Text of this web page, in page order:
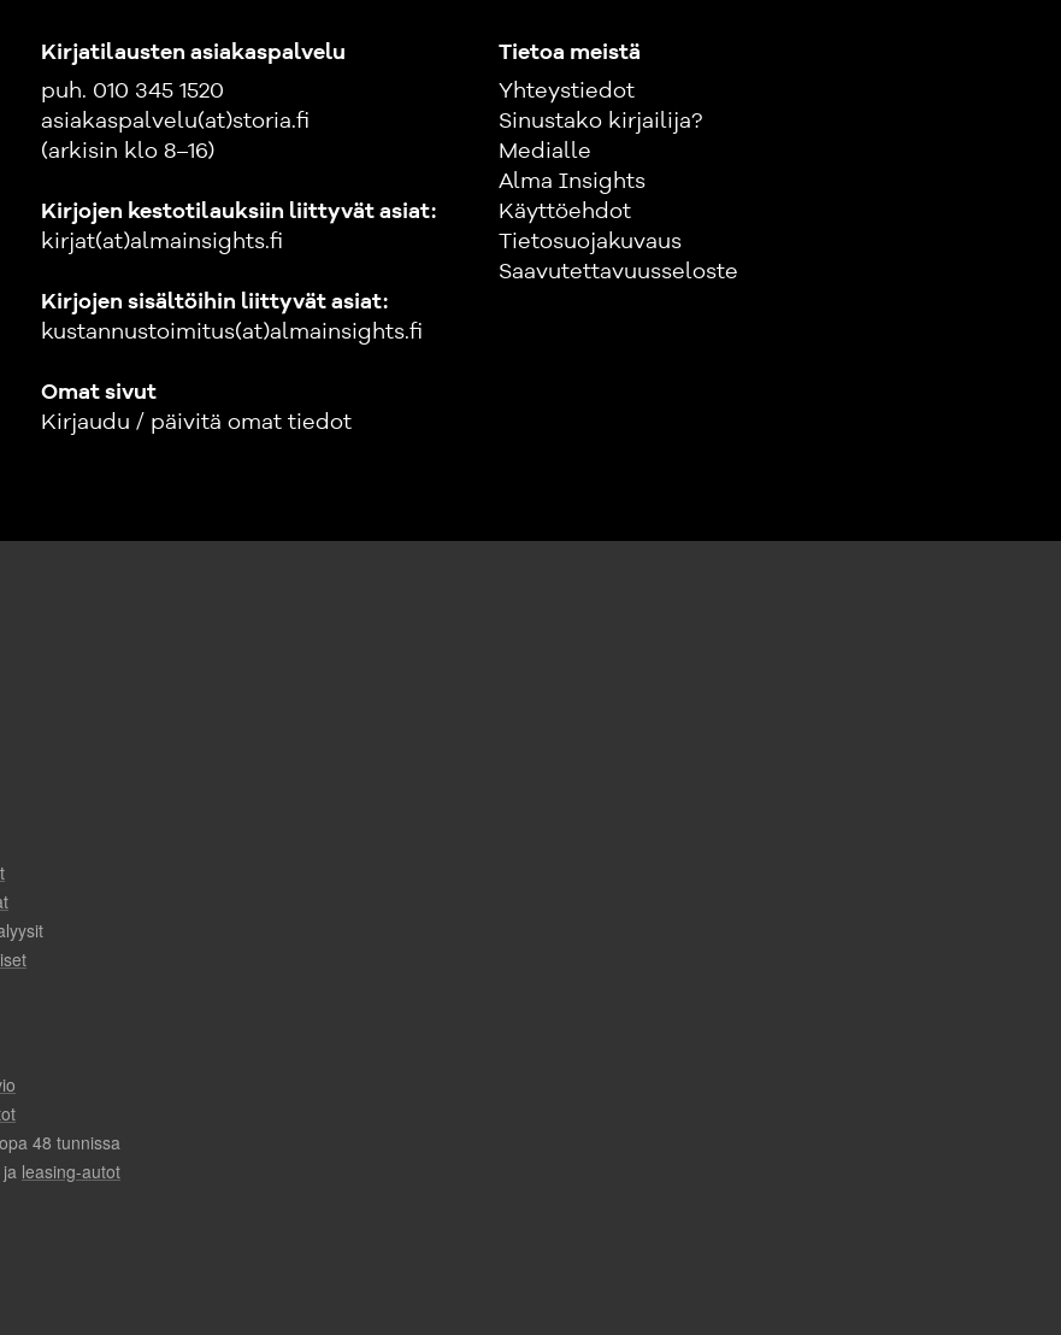
Kirjatilausten asiakaspalvelu
puh. 010 345 1520
asiakaspalvelu(at)storia.fi
(arkisin klo 8–16)
Kirjojen kestotilauksiin liittyvät asiat:
kirjat(at)almainsights.fi
Kirjojen sisältöihin liittyvät asiat:
kustannustoimitus(at)almainsights.fi
Omat sivut
Kirjaudu / päivitä omat tiedot
Tietoa meistä
Yhteystiedot
Sinustako kirjailija?
Medialle
Alma Insights
Käyttöehdot
Tietosuojakuvaus
Saavutettavuusseloste